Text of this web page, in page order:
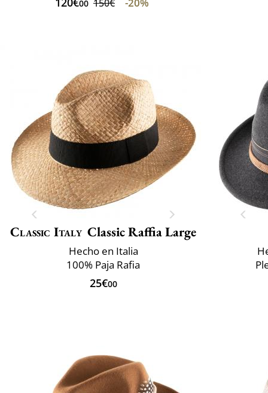
00 150€
Classic Italy Classic Raffia Large
Hecho en Italia
100% Paja Rafia
25€00